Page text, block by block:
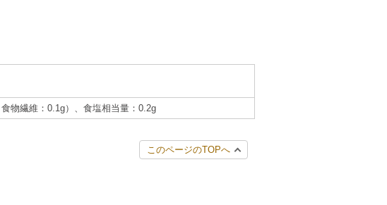
物繊維：0.1g）、食塩相当量：0.2g
このページのTOPへ